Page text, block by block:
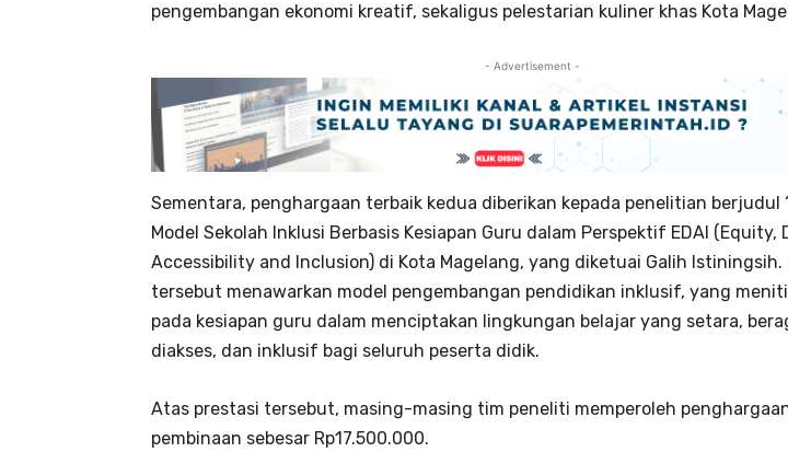
pengembangan ekonomi kreatif, sekaligus pelestarian kuliner khas Kota
- Advertisement -
Sementara, penghargaan terbaik kedua diberikan kepada penelitian berjudul
Model Sekolah Inklusi Berbasis Kesiapan Guru dalam Perspektif EDAI (Equity,
Accessibility and Inclusion) di Kota Magelang, yang diketuai Galih Istiningsih.
tersebut menawarkan model pengembangan pendidikan inklusif, yang
pada kesiapan guru dalam menciptakan lingkungan belajar yang setara,
diakses, dan inklusif bagi seluruh peserta didik.
Atas prestasi tersebut, masing-masing tim peneliti memperoleh
pembinaan sebesar Rp17.500.000.